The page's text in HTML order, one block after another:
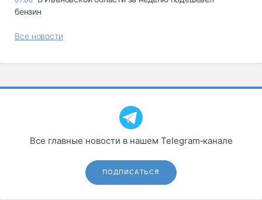
бензин
Все новости
Все главные новости в нашем Telegram‑канале
ПОДПИСАТЬСЯ